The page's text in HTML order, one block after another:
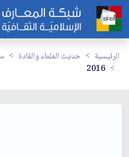
الرئيسية حديث العلماء والقادة
2016